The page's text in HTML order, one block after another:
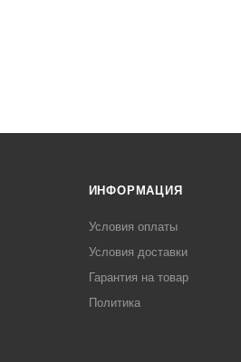
ИНФОРМАЦИЯ
Условия оплаты
Условия доставки
Гарантия на товар
Политика